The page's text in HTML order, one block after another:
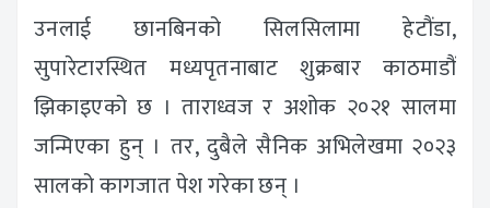
उनलाई छानबिनको सिलसिलामा हेटौंडा,
सुपारेटारस्थित मध्यपृतनाबाट शुक्रबार काठमाडौं
झिकाइएको छ । ताराध्वज र अशोक २०२१ सालमा
जन्मिएका हुन् । तर, दुबैले सैनिक अभिलेखमा २०२३
सालको कागजात पेश गरेका छन् ।